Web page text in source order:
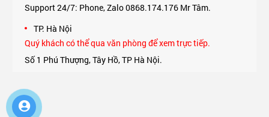
Support 24/7: Phone, Zalo 0868.174.176 Mr Tâm.
TP. Hà Nội
Quý khách có thể qua văn phòng để xem trực tiếp.
Số 1 Phú Thượng, Tây Hồ, TP Hà Nội.